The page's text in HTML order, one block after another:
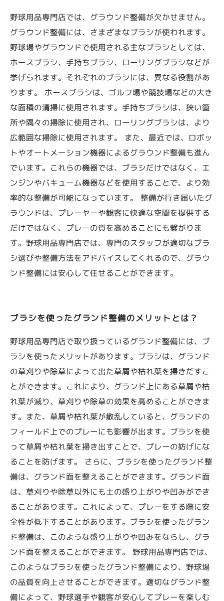
野球用品専門店では、グラウンド整備が欠かせません。
グラウンド整備には、さまざまなブラシが使われます。
野球場やグラウンドで使用される主なブラシとしては、
ホースブラシ、手持ちブラシ、ローリングブラシなどが
挙げられます。それぞれのブラシには、異なる役割があ
ります。 ホースブラシは、ゴルフ場や競技場などの大き
な面積の清掃に使用されます。手持ちブラシは、狭い箇
所や隅々の掃除に使用され、ローリングブラシは、より
広範囲な掃除に使用されます。 また、最近では、ロボッ
トやオートメーション機器によるグラウンド整備も進ん
でいます。これらの機器では、ブラシだけではなく、エ
ンジンやバキューム機器などを使用することで、より効
率的な整備が可能になっています。 整備が行き届いたグ
ラウンドは、プレーヤーや観客に快適な空間を提供する
だけではなく、プレーの質を高めることにも繋がりま
す。野球用品専門店では、専門のスタッフが適切なブラ
シ選びや整備方法をアドバイスしてくれるので、グラウ
ンド整備には安心して任せることができます。
ブラシを使ったグランド整備のメリットとは？
野球用品専門店で取り扱っているグランド整備には、ブ
ラシを使ったメリットがあります。ブラシは、グランド
の草刈りや除草によって出た草屑や枯れ葉を掃きだすこ
とができます。これにより、グランド上にある草屑や枯
れ葉が減り、草刈りや除草の効果を高めることができま
す。また、草屑や枯れ葉が散乱していると、グランドの
フィールド上でのプレーにも影響が出ます。ブラシを使
って草屑や枯れ葉を掃き出すことで、プレーの妨げにな
ることを防げます。 さらに、ブラシを使ったグランド整
備は、グランド面を整えることができます。グランド面
は、草刈りや除草以外にも土の盛り上がりや凹みができ
ることがあります。これによって、プレーをする際に安
全性が低下することがあります。ブラシを使ったグラン
ド整備は、このような盛り上がりや凹みをならし、グラ
ンド面を整えることができます。 野球用品専門店では、
このようなブラシを使ったグランド整備により、野球場
の品質を向上させることができます。適切なグランド整
備によって、野球選手や観客が安心してプレーを楽しむ